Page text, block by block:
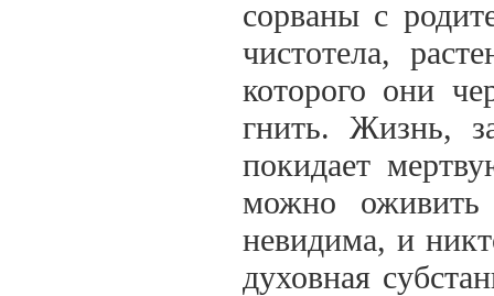
сорваны с
чистотела,
которого они
гнить. Жизнь,
покидает
можно
невидима, и
духовная